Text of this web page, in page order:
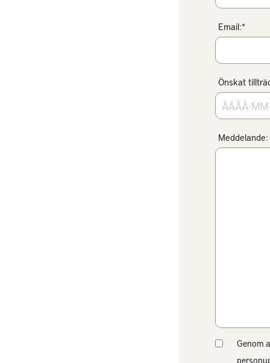
Email:*
Önskat
Meddelande:
Genom